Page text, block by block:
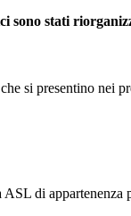
stati
si presentino nei
di